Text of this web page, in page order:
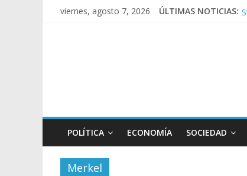
viernes, agosto 7, 2026 ÚLTIMAS NOTICIAS:
POLÍTICA ECONOMÍA SOCIEDAD
Merkel